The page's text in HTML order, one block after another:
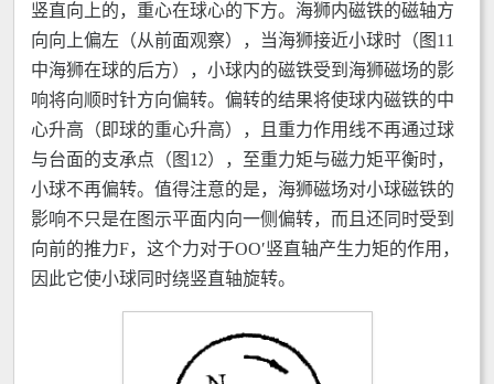
竖直向上的，重心在球心的下方。海狮内磁铁的磁轴方
向向上偏左（从前面观察），当海狮接近小球时（图11
中海狮在球的后方），小球内的磁铁受到海狮磁场的影
响将向顺时针方向偏转。偏转的结果将使球内磁铁的中
心升高（即球的重心升高），且重力作用线不再通过球
与台面的支承点（图12），至重力矩与磁力矩平衡时，
小球不再偏转。值得注意的是，海狮磁场对小球磁铁的
影响不只是在图示平面内向一侧偏转，而且还同时受到
向前的推力F，这个力对于OOʹ竖直轴产生力矩的作用，
因此它使小球同时绕竖直轴旋转。